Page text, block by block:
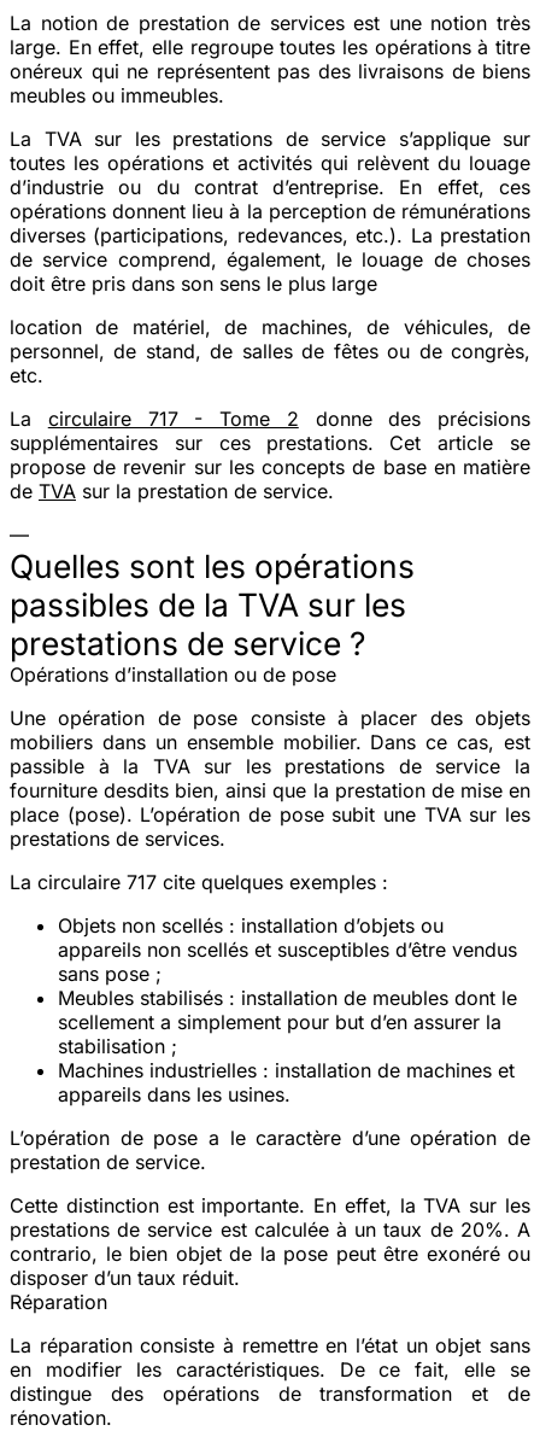
La notion de prestation de services est une notion très
large. En effet, elle regroupe toutes les opérations à titre
onéreux qui ne représentent pas des livraisons de biens
meubles ou immeubles.
La TVA sur les prestations de service s’applique sur
toutes les opérations et activités qui relèvent du louage
d’industrie ou du contrat d’entreprise. En effet, ces
opérations donnent lieu à la perception de rémunérations
diverses (participations, redevances, etc.). La prestation
de service comprend, également, le louage de choses
doit être pris dans son sens le plus large
location de matériel, de machines, de véhicules, de
personnel, de stand, de salles de fêtes ou de congrès,
etc.
La circulaire 717 - Tome 2 donne des précisions
supplémentaires sur ces prestations. Cet article se
propose de revenir sur les concepts de base en matière
de TVA sur la prestation de service.
—
Quelles sont les opérations
passibles de la TVA sur les
prestations de service ?
Opérations d’installation ou de pose
Une opération de pose consiste à placer des objets
mobiliers dans un ensemble mobilier. Dans ce cas, est
passible à la TVA sur les prestations de service la
fourniture desdits bien, ainsi que la prestation de mise en
place (pose). L’opération de pose subit une TVA sur les
prestations de services.
La circulaire 717 cite quelques exemples :
Objets non scellés : installation d’objets ou
appareils non scellés et susceptibles d’être vendus
sans pose ;
Meubles stabilisés : installation de meubles dont le
scellement a simplement pour but d’en assurer la
stabilisation ;
Machines industrielles : installation de machines et
appareils dans les usines.
L’opération de pose a le caractère d’une opération de
prestation de service.
Cette distinction est importante. En effet, la TVA sur les
prestations de service est calculée à un taux de 20%. A
contrario, le bien objet de la pose peut être exonéré ou
disposer d’un taux réduit.
Réparation
La réparation consiste à remettre en l’état un objet sans
en modifier les caractéristiques. De ce fait, elle se
distingue des opérations de transformation et de
rénovation.